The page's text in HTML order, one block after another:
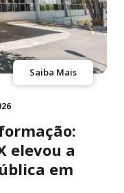
Saiba Mais
elevou a
em